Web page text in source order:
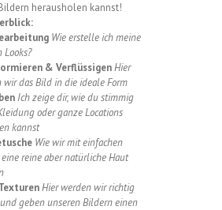
herausholen kannst!
Wie erstelle ich meine
Looks?
& VerflüssigenHier
wir das Bild in die ideale Form
Ich zeige dir, wie du stimmig
oder ganze Locations
kannst
Wie wir mit einfachen
reine aber natürliche Haut
Hier werden wir richtig
geben unseren Bildern einen